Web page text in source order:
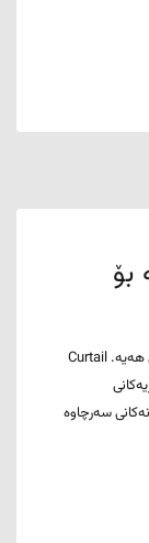
بۆ
Curtail یەکێکە لە پەستێنەرکانی وێنە کە توانای زۆری هەیە. Curtail
سەرچاوە